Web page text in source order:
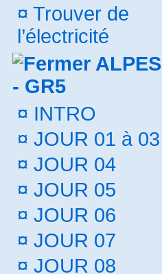
¤ Trouver de
l’électricité
ALPES
- GR5
¤ INTRO
¤ JOUR 01 à 03
¤ JOUR 04
¤ JOUR 05
¤ JOUR 06
¤ JOUR 07
¤ JOUR 08